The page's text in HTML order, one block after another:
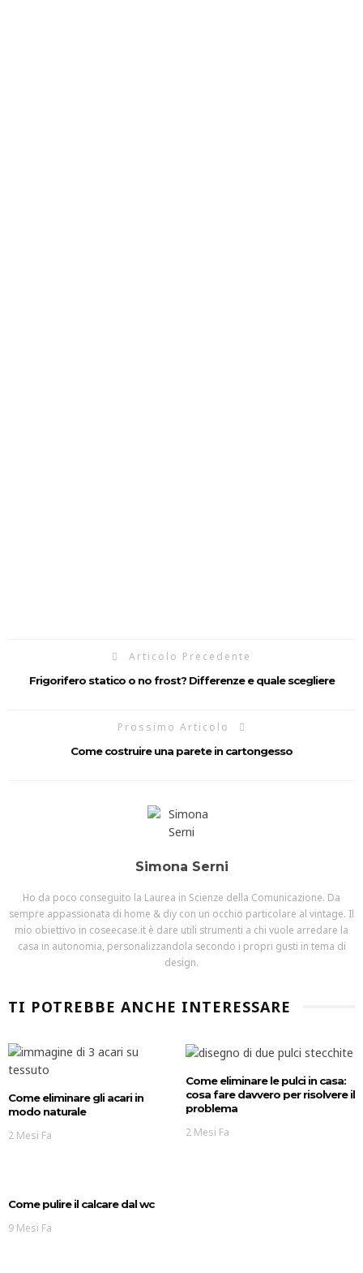
Articolo Precedente
Frigorifero statico o no frost? Differenze e quale scegliere
Prossimo Articolo
Come costruire una parete in cartongesso
Simona Serni
Ho da poco conseguito la Laurea in Scienze della Comunicazione. Da
sempre appassionata di home & diy con un occhio particolare al vintage. Il
mio obiettivo in coseecase.it è dare utili strumenti a chi vuole arredare la
casa in autonomia, personalizzandola secondo i propri gusti in tema di
design.
TI POTREBBE ANCHE INTERESSARE
Come eliminare gli acari in
modo naturale
2 Mesi Fa
Come eliminare le pulci in casa:
cosa fare davvero per risolvere il
problema
2 Mesi Fa
Come pulire il calcare dal wc
9 Mesi Fa